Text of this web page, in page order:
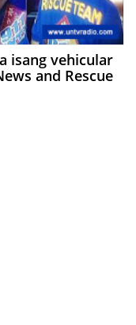
isang vehicular
and Rescue